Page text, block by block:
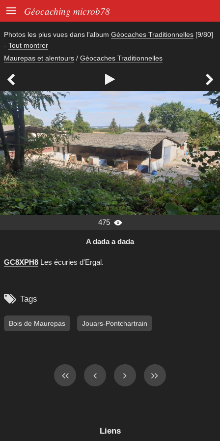
 Géocaching microb78
Photos les plus vues dans l'album Géocaches Traditionnelles [9/80]
- Tout montrer
Maurepas et alentours / Géocaches Traditionnelles
  
475 
A dada a dada
GC8XPH8 Les écuries d'Ergal.
 Tags
Bois de Maurepas Jouars-Pontchartrain
Liens